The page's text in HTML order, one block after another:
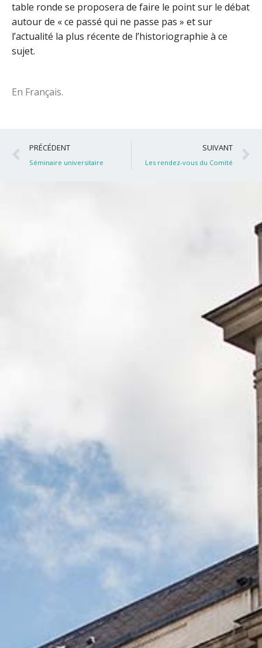
table ronde se proposera de faire le point sur le débat
autour de « ce passé qui ne passe pas » et sur
l’actualité la plus récente de l’historiographie à ce
sujet.
En Français.
Précédent
PRÉCÉDENT
Séminaire universitaire
SUIVANT
Les rendez-vous du Comité